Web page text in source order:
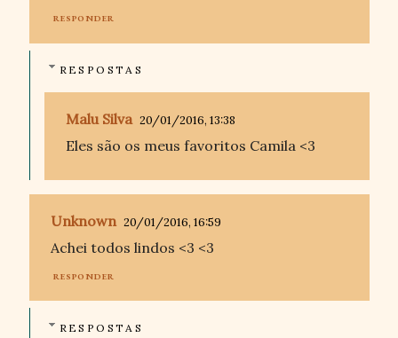
RESPONDER
RESPOSTAS
Malu Silva 20/01/2016, 13:38
Eles são os meus favoritos Camila <3
Unknown 20/01/2016, 16:59
Achei todos lindos <3 <3
RESPONDER
RESPOSTAS